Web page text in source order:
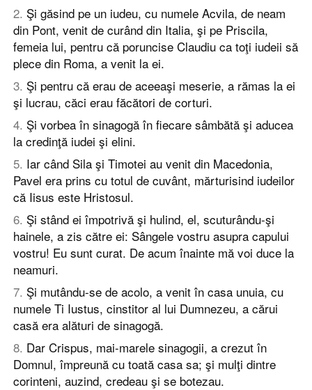
2. Şi găsind pe un iudeu, cu numele Acvila, de neam
din Pont, venit de curând din Italia, şi pe Priscila,
femeia lui, pentru că poruncise Claudiu ca toţi iudeii să
plece din Roma, a venit la ei.
3. Şi pentru că erau de aceeaşi meserie, a rămas la ei
şi lucrau, căci erau făcători de corturi.
4. Şi vorbea în sinagogă în fiecare sâmbătă şi aducea
la credinţă iudei şi elini.
5. Iar când Sila şi Timotei au venit din Macedonia,
Pavel era prins cu totul de cuvânt, mărturisind iudeilor
că Iisus este Hristosul.
6. Şi stând ei împotrivă şi hulind, el, scuturându-şi
hainele, a zis către ei: Sângele vostru asupra capului
vostru! Eu sunt curat. De acum înainte mă voi duce la
neamuri.
7. Şi mutându-se de acolo, a venit în casa unuia, cu
numele Ti Iustus, cinstitor al lui Dumnezeu, a cărui
casă era alături de sinagogă.
8. Dar Crispus, mai-marele sinagogii, a crezut în
Domnul, împreună cu toată casa sa; şi mulţi dintre
corinteni, auzind, credeau şi se botezau.